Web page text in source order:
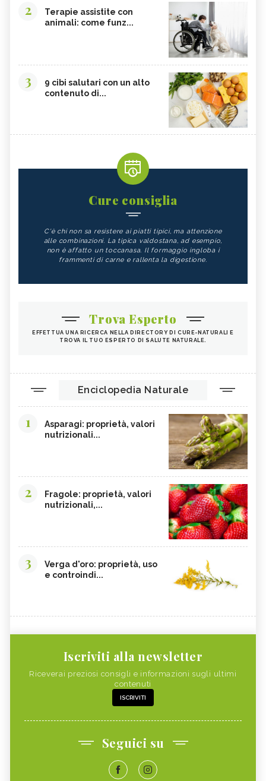
2
Terapie assistite con
animali: come funz...
3
9 cibi salutari con un alto
contenuto di...
Cure consiglia
C'è chi non sa resistere ai piatti tipici, ma attenzione
alle combinazioni. La tipica valdostana, ad esempio,
non è affatto un toccanasa. Il formaggio ingloba i
frammenti di carne e rallenta la digestione.
Trova Esperto
EFFETTUA UNA RICERCA NELLA DIRECTORY DI CURE-NATURALI E
TROVA IL TUO ESPERTO DI SALUTE NATURALE.
Enciclopedia Naturale
1
Asparagi: proprietà, valori
nutrizionali...
2
Fragole: proprietà, valori
nutrizionali,...
3
Verga d'oro: proprietà, uso
e controindi...
Iscriviti alla newsletter
Riceverai preziosi consigli e informazioni sugli ultimi
contenuti
ISCRIVITI
Seguici su